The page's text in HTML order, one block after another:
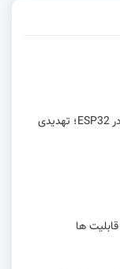
کشف دستورات داکیومنت نشده در ESP32؛ تهدیدی